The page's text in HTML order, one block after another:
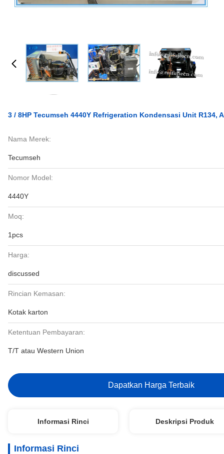
3 / 8HP Tecumseh 4440Y Refrigeration Kondensasi Unit R134,
Nama Merek:
Tecumseh
Nomor Model:
4440Y
Moq:
1pcs
Harga:
discussed
Rincian Kemasan:
Kotak karton
Ketentuan Pembayaran:
T/T atau Western Union
Dapatkan Harga Terbaik
Informasi Rinci Deskripsi Produk
Informasi Rinci